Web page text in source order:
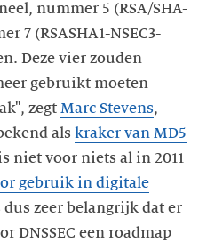
nummer 5 (RSA/SHA-
7 (RSASHA1-NSEC3-
Deze vier zouden
gebruikt moeten
zegt Marc Stevens,
als kraker van MD5
niet voor niets al in 2011
gebruik in digitale
dus zeer belangrijk dat er
DNSSEC een roadmap